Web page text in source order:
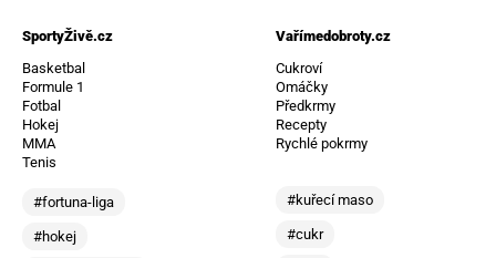
SportyŽivě.cz
Basketbal
Formule 1
Fotbal
Hokej
MMA
Tenis
#fortuna-liga
#hokej
Vařímedobroty.cz
Cukroví
Omáčky
Předkrmy
Recepty
Rychlé pokrmy
#kuřecí maso
#cukr